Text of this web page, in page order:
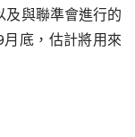
與聯準會進行的
底，估計將用來